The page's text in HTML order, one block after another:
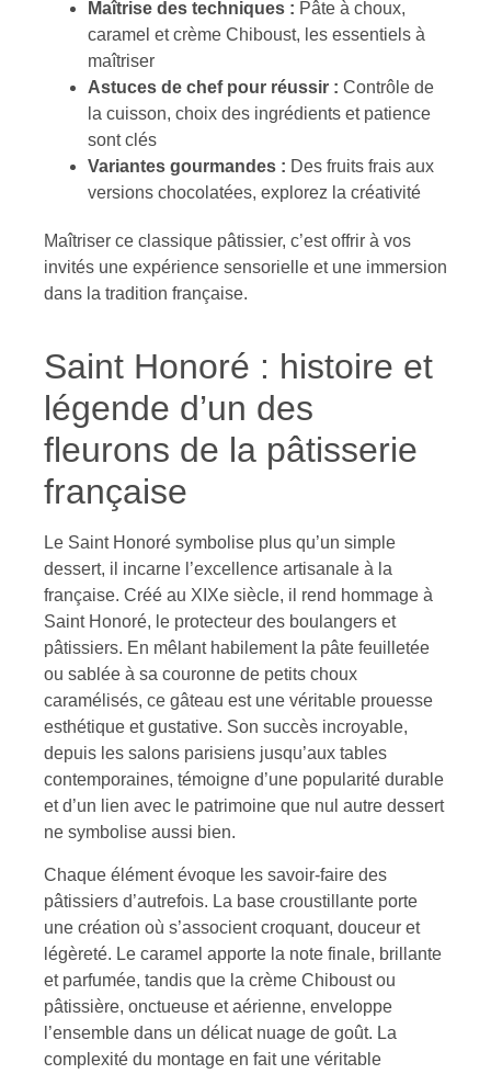
Maîtrise des techniques : Pâte à choux,
caramel et crème Chiboust, les essentiels à
maîtriser
Astuces de chef pour réussir : Contrôle de
la cuisson, choix des ingrédients et patience
sont clés
Variantes gourmandes : Des fruits frais aux
versions chocolatées, explorez la créativité
Maîtriser ce classique pâtissier, c’est offrir à vos
invités une expérience sensorielle et une immersion
dans la tradition française.
Saint Honoré : histoire et
légende d’un des
fleurons de la pâtisserie
française
Le Saint Honoré symbolise plus qu’un simple
dessert, il incarne l’excellence artisanale à la
française. Créé au XIXe siècle, il rend hommage à
Saint Honoré, le protecteur des boulangers et
pâtissiers. En mêlant habilement la pâte feuilletée
ou sablée à sa couronne de petits choux
caramélisés, ce gâteau est une véritable prouesse
esthétique et gustative. Son succès incroyable,
depuis les salons parisiens jusqu’aux tables
contemporaines, témoigne d’une popularité durable
et d’un lien avec le patrimoine que nul autre dessert
ne symbolise aussi bien.
Chaque élément évoque les savoir-faire des
pâtissiers d’autrefois. La base croustillante porte
une création où s’associent croquant, douceur et
légèreté. Le caramel apporte la note finale, brillante
et parfumée, tandis que la crème Chiboust ou
pâtissière, onctueuse et aérienne, enveloppe
l’ensemble dans un délicat nuage de goût. La
complexité du montage en fait une véritable